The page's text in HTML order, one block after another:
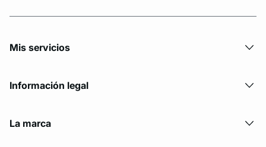
Mis servicios
Información legal
La marca